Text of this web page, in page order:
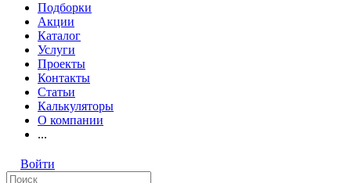
Подборки
Акции
Каталог
Услуги
Проекты
Контакты
Статьи
Калькуляторы
О компании
...
Войти